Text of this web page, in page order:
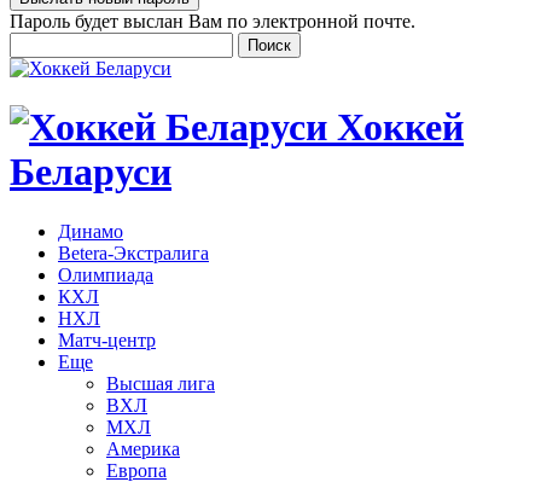
Пароль будет выслан Вам по электронной почте.
Хоккей
Беларуси
Динамо
Betera-Экстралига
Олимпиада
КХЛ
НХЛ
Матч-центр
Еще
Высшая лига
ВХЛ
МХЛ
Америка
Европа